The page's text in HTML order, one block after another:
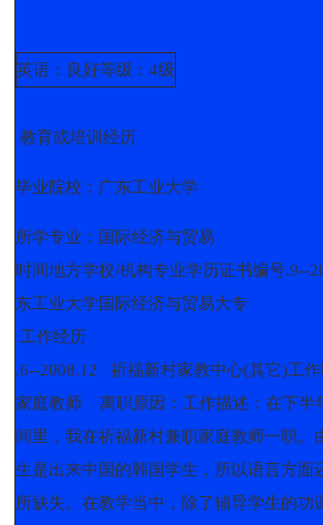
英语：良好等级：4级
教育或培训经历
毕业院校：广东工业大学
所学专业：国际经济与贸易
时间地方学校/机构专业学历证书编号.9--
东工业大学国际经济与贸易大专
工作经历
.6--2008.12 祈福新村家教中心(其它)工作
家庭教师 离职原因：工作描述：在下半
间里，我在祈福新村兼职家庭教师一职。
生是出来中国的韩国学生，所以语言方面
所缺失。在教学当中，除了辅导学生的功